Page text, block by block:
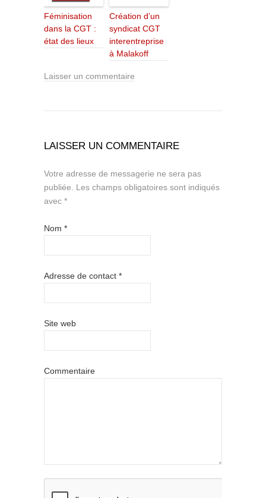
Féminisation
dans la CGT :
état des lieux
Création d’un
syndicat CGT
interentreprise
à Malakoff
Laisser un commentaire
LAISSER UN COMMENTAIRE
Votre adresse de messagerie ne sera pas
publiée. Les champs obligatoires sont indiqués
avec *
Nom *
Adresse de contact *
Site web
Commentaire